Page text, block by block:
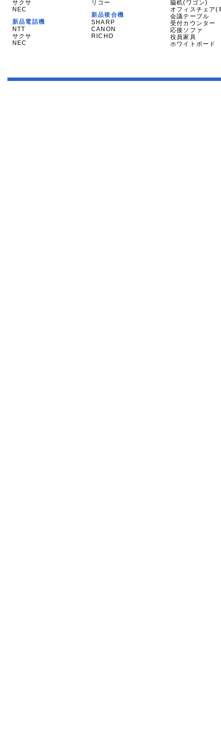
サクサ
NEC
新品電話機
NTT
サクサ
NEC
リコー
新品複合機
SHARP
CANON
RICHO
脇机(ワゴン)
オフィスチェア(
会議テーブル
受付カウンター
応接ソファ
役員家具
ホワイトボード